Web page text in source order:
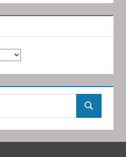
Search